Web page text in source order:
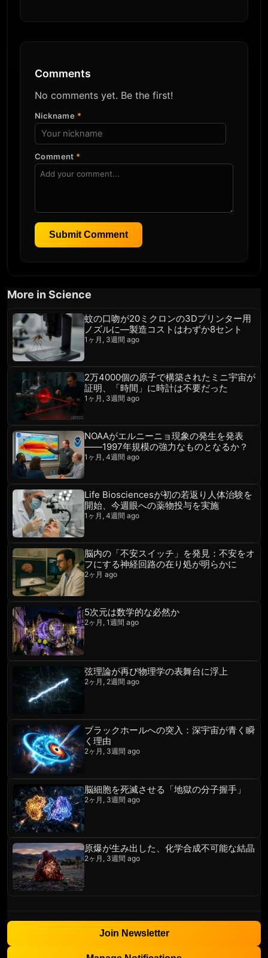
Comments
No comments yet. Be the first!
Nickname *
Comment *
Submit Comment
More in Science
蚊の口吻が20ミクロンの3Dプリンター用
ノズルに—製造コストはわずか8セント
1ヶ月, 3週間 ago
2万4000個の原子で構築されたミニ宇宙が
証明、「時間」に時計は不要だった
1ヶ月, 3週間 ago
NOAAがエルニーニョ現象の発生を発表
――1997年規模の強力なものとなるか？
1ヶ月, 4週間 ago
Life Biosciencesが初の若返り人体治験を
開始、今週眼への薬物投与を実施
1ヶ月, 4週間 ago
脳内の「不安スイッチ」を発見：不安をオ
フにする神経回路の在り処が明らかに
2ヶ月 ago
5次元は数学的な必然か
2ヶ月, 1週間 ago
弦理論が再び物理学の表舞台に浮上
2ヶ月, 2週間 ago
ブラックホールへの突入：深宇宙が青く瞬
く理由
2ヶ月, 3週間 ago
脳細胞を死滅させる「地獄の分子握手」
2ヶ月, 3週間 ago
原爆が生み出した、化学合成不可能な結晶
2ヶ月, 3週間 ago
Join Newsletter